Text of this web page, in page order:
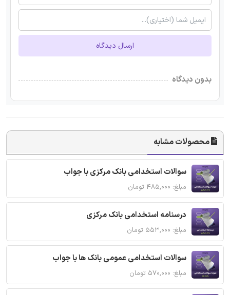
ارسال دیدگاه
بدون دیدگاه
محصولات مشابه
سوالات استخدامی بانک مرکزی با جواب
مبلغ: ۴۸۵,۰۰۰ تومان
درسنامه استخدامی بانک مرکزی
مبلغ: ۵۵۳,۰۰۰ تومان
سوالات استخدامی عمومی بانک ها با جواب
مبلغ: ۵۷۰,۰۰۰ تومان